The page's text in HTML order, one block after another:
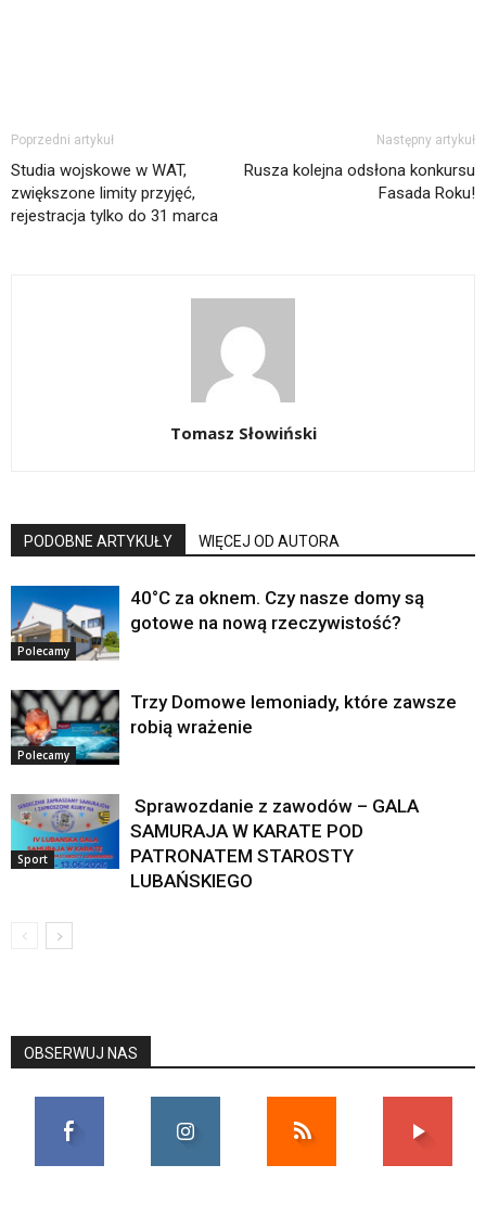
Poprzedni artykuł
Studia wojskowe w WAT,
zwiększone limity przyjęć,
rejestracja tylko do 31 marca
Następny artykuł
Rusza kolejna odsłona konkursu
Fasada Roku!
Tomasz Słowiński
PODOBNE ARTYKUŁY WIĘCEJ OD AUTORA
Polecamy
40°C za oknem. Czy nasze domy są
gotowe na nową rzeczywistość?
Polecamy
Trzy Domowe lemoniady, które zawsze
robią wrażenie
Sport
Sprawozdanie z zawodów – GALA
SAMURAJA W KARATE POD
PATRONATEM STAROSTY
LUBAŃSKIEGO
OBSERWUJ NAS